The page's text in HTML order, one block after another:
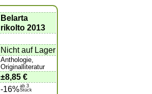
Belarta
rikolto 2013
Nicht auf Lager
Anthologie,
Originalliteratur
±8,85 €
-16%ab 3
Stück